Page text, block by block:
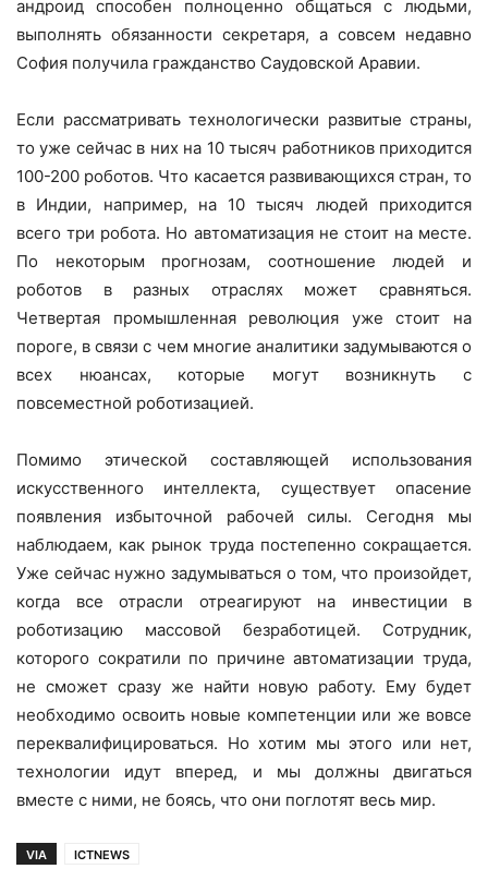
андроид способен полноценно общаться с людьми,
выполнять обязанности секретаря, а совсем недавно
София получила гражданство Саудовской Аравии.
Если рассматривать технологически развитые страны,
то уже сейчас в них на 10 тысяч работников приходится
100-200 роботов. Что касается развивающихся стран, то
в Индии, например, на 10 тысяч людей приходится
всего три робота. Но автоматизация не стоит на месте.
По некоторым прогнозам, соотношение людей и
роботов в разных отраслях может сравняться.
Четвертая промышленная революция уже стоит на
пороге, в связи с чем многие аналитики задумываются о
всех нюансах, которые могут возникнуть с
повсеместной роботизацией.
Помимо этической составляющей использования
искусственного интеллекта, существует опасение
появления избыточной рабочей силы. Сегодня мы
наблюдаем, как рынок труда постепенно сокращается.
Уже сейчас нужно задумываться о том, что произойдет,
когда все отрасли отреагируют на инвестиции в
роботизацию массовой безработицей. Сотрудник,
которого сократили по причине автоматизации труда,
не сможет сразу же найти новую работу. Ему будет
необходимо освоить новые компетенции или же вовсе
переквалифицироваться. Но хотим мы этого или нет,
технологии идут вперед, и мы должны двигаться
вместе с ними, не боясь, что они поглотят весь мир.
VIA ICTNEWS